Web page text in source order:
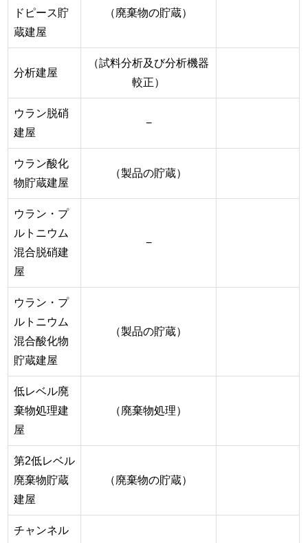
ドピース貯
蔵建屋
（廃棄物の貯蔵）
分析建屋
（試料分析及び分析機器
較正）
ウラン脱硝
建屋
−
ウラン酸化
物貯蔵建屋
（製品の貯蔵）
ウラン・プ
ルトニウム
混合脱硝建
屋
−
ウラン・プ
ルトニウム
混合酸化物
貯蔵建屋
（製品の貯蔵）
低レベル廃
棄物処理建
屋
（廃棄物処理）
第2低レベル
廃棄物貯蔵
建屋
（廃棄物の貯蔵）
チャンネル